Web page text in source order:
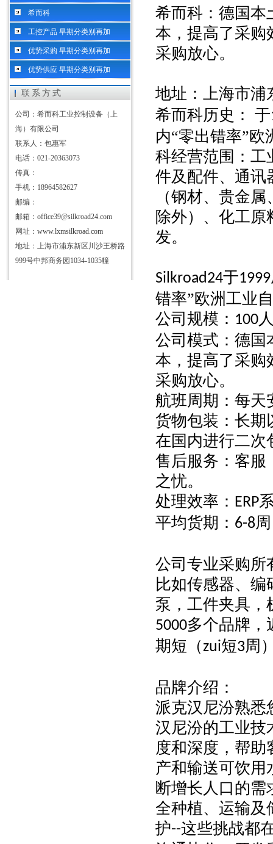
希而科
工控产品 早期分类别再加
优势采购 早期分类别再加
优势供应 早期分类别再加
联系方式
公司：希而科工业控制设备（上
海）有限公司
联系人：包惠军
电话：021-20363073
传真：
手机：18964582627
邮编：
邮箱：office39@silkroad24.com
网址： www.lxmsilkroad.com
地址：上海市浦东新区川沙王桥路
999号中邦商务园1034-1035幢
希而科：德国本
本，提高了采购
采购放心。
地址：上海市浦
希而科历史：
于
内“零出错率”
科经营范围：工
件及配件、通讯
（钢材、贵金
除外）、化工
发。
Silkroad24于1999
错率”欧洲工业
公司规模： 100
公司模式：德国
本，提高了采购
采购放心。
航班周期：每天
货物包装：长期
在国内进行二次
售后服务：客服
之忧。
处理效率： ERP
平均货期： 6-8
公司专业采购所
比如传感器、
泵，工件夹具，
5000多个品牌，
期短（zui短3周
品牌介绍：
派克汉尼汾熟悉
汉尼汾的工业技
度和深度，帮助
产和输送可饮用
断增长人口的
全种植、运输及
护--这些挑战都